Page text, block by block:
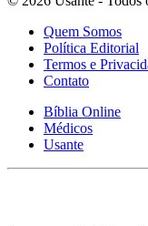
Quem Somos
Política Editorial
Termos e
Contato
Bíblia Online
Médicos
Usante